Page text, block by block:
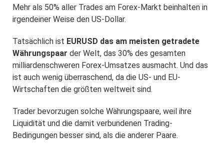
Mehr als 50% aller Trades am Forex-Markt beinhalten in
irgendeiner Weise den US-Dollar.
Tatsächlich ist EURUSD das am meisten getradete
Währungspaar der Welt, das 30% des gesamten
milliardenschweren Forex-Umsatzes ausmacht. Und das
ist auch wenig überraschend, da die US- und EU-
Wirtschaften die größten weltweit sind.
Trader bevorzugen solche Währungspaare, weil ihre
Liquidität und die damit verbundenen Trading-
Bedingungen besser sind, als die anderer Paare.